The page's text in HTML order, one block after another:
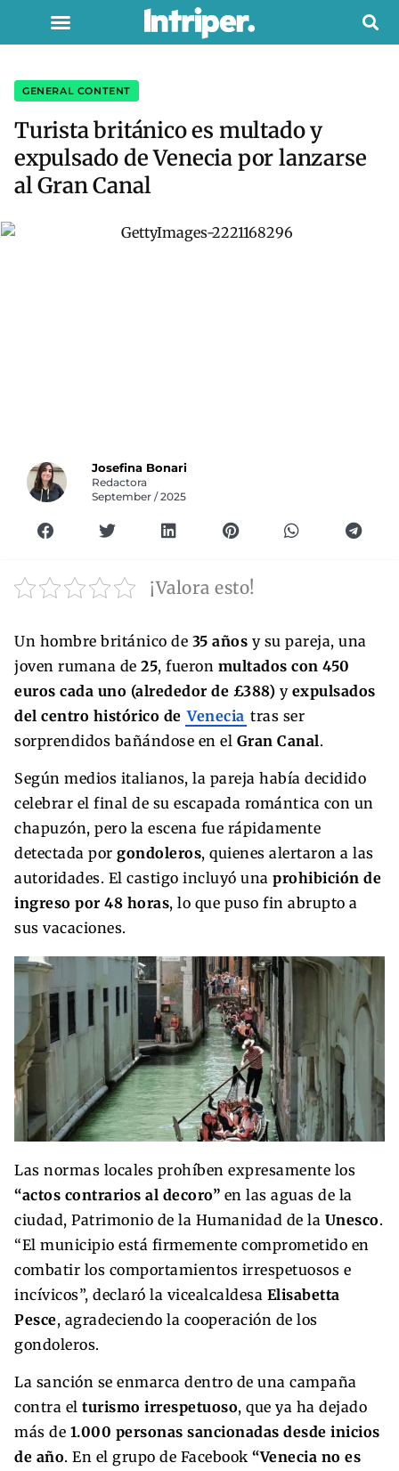
GENERAL CONTENT
Turista británico es multado y
expulsado de Venecia por lanzarse
al Gran Canal
Josefina Bonari
Redactora
September / 2025
¡Valora esto!
Un hombre británico de 35 años y su pareja, una
joven rumana de 25, fueron multados con 450
euros cada uno (alrededor de £388) y expulsados
del centro histórico de Venecia tras ser
sorprendidos bañándose en el Gran Canal.
Según medios italianos, la pareja había decidido
celebrar el final de su escapada romántica con un
chapuzón, pero la escena fue rápidamente
detectada por gondoleros, quienes alertaron a las
autoridades. El castigo incluyó una prohibición de
ingreso por 48 horas, lo que puso fin abrupto a
sus vacaciones.
Las normas locales prohíben expresamente los
“actos contrarios al decoro” en las aguas de la
ciudad, Patrimonio de la Humanidad de la Unesco.
“El municipio está firmemente comprometido en
combatir los comportamientos irrespetuosos e
incívicos”, declaró la vicealcaldesa Elisabetta
Pesce, agradeciendo la cooperación de los
gondoleros.
La sanción se enmarca dentro de una campaña
contra el turismo irrespetuoso, que ya ha dejado
más de 1.000 personas sancionadas desde inicios
de año. En el grupo de Facebook “Venecia no es